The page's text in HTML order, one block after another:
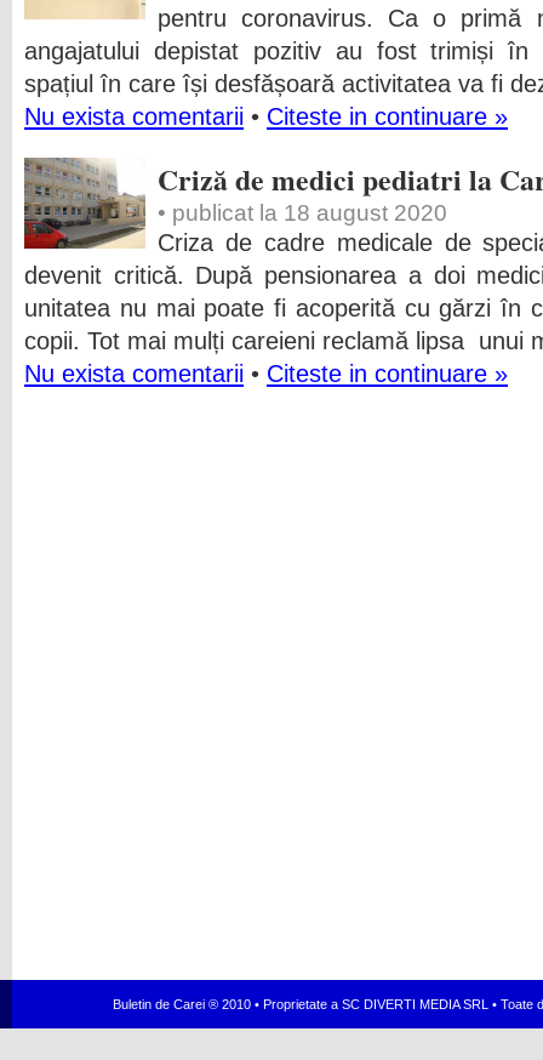
pentru coronavirus. Ca o primă
angajatului depistat pozitiv au fost trimiși în
spațiul în care își desfășoară activitatea va fi
Nu exista comentarii • Citeste in continuare »
Criză de medici pediatri la
• publicat la 18 august 2020
Criza de cadre medicale de
devenit critică. După pensionarea a doi
unitatea nu mai poate fi acoperită cu gărzi în
copii. Tot mai mulți careieni reclamă lipsa unui
Nu exista comentarii • Citeste in continuare »
Buletin de Carei ® 2010 • Proprietate a SC DIVERTI MEDIA SRL •